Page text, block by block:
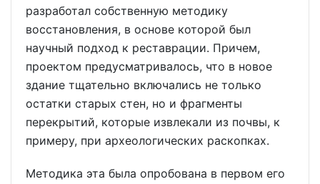
разработал собственную методику
восстановления, в основе которой был
научный подход к реставрации. Причем,
проектом предусматривалось, что в новое
здание тщательно включались не только
остатки старых стен, но и фрагменты
перекрытий, которые извлекали из почвы, к
примеру, при археологических раскопках.
Методика эта была опробована в первом его